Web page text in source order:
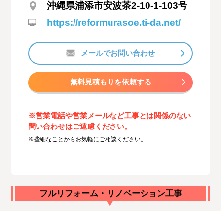
沖縄県浦添市安波茶2-10-1-103号
https://reformurasoe.ti-da.net/
メールでお問い合わせ
無料見積もりを依頼する
※営業電話や営業メールなど工事とは関係のない
問い合わせはご遠慮ください。
※些細なことからお気軽にご相談ください。
フルリフォーム・リノベーション工事